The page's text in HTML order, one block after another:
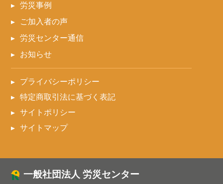
労災事例
ご加入者の声
労災センター通信
お知らせ
プライバシーポリシー
特定商取引法に基づく表記
サイトポリシー
サイトマップ
一般社団法人 労災センター